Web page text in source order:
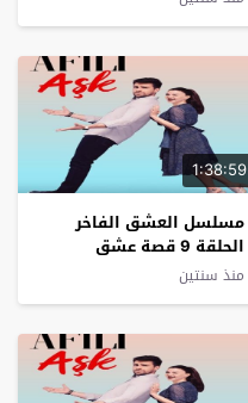
1:38:59
مسلسل العشق الفاخر
الحلقة 9 قصة عشق
منذ سنتين